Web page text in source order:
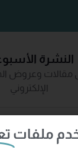
النشرة
وعروض
الإلكتروني
إشترك الآن
ملفات